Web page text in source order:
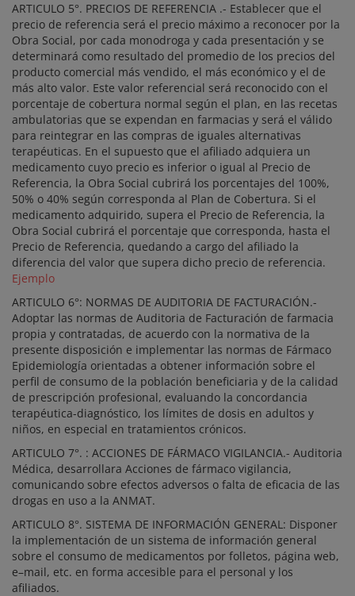
ARTICULO 5°. PRECIOS DE REFERENCIA .- Establecer que el
precio de referencia será el precio máximo a reconocer por la
Obra Social, por cada monodroga y cada presentación y se
determinará como resultado del promedio de los precios del
producto comercial más vendido, el más económico y el de
más alto valor. Este valor referencial será reconocido con el
porcentaje de cobertura normal según el plan, en las recetas
ambulatorias que se expendan en farmacias y será el válido
para reintegrar en las compras de iguales alternativas
terapéuticas. En el supuesto que el afiliado adquiera un
medicamento cuyo precio es inferior o igual al Precio de
Referencia, la Obra Social cubrirá los porcentajes del 100%,
50% o 40% según corresponda al Plan de Cobertura. Si el
medicamento adquirido, supera el Precio de Referencia, la
Obra Social cubrirá el porcentaje que corresponda, hasta el
Precio de Referencia, quedando a cargo del afiliado la
diferencia del valor que supera dicho precio de referencia.
Ejemplo
ARTICULO 6°: NORMAS DE AUDITORIA DE FACTURACIÓN.-
Adoptar las normas de Auditoria de Facturación de farmacia
propia y contratadas, de acuerdo con la normativa de la
presente disposición e implementar las normas de Fármaco
Epidemiología orientadas a obtener información sobre el
perfil de consumo de la población beneficiaria y de la calidad
de prescripción profesional, evaluando la concordancia
terapéutica-diagnóstico, los límites de dosis en adultos y
niños, en especial en tratamientos crónicos.
ARTICULO 7°. : ACCIONES DE FÁRMACO VIGILANCIA.- Auditoria
Médica, desarrollara Acciones de fármaco vigilancia,
comunicando sobre efectos adversos o falta de eficacia de las
drogas en uso a la ANMAT.
ARTICULO 8°. SISTEMA DE INFORMACIÓN GENERAL: Disponer
la implementación de un sistema de información general
sobre el consumo de medicamentos por folletos, página web,
e–mail, etc. en forma accesible para el personal y los
afiliados.